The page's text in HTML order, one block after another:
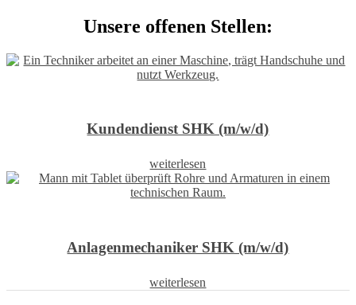
Unsere offenen Stellen:
Kundendienst SHK (m/w/d)
weiterlesen
Anlagenmechaniker SHK (m/w/d)
weiterlesen